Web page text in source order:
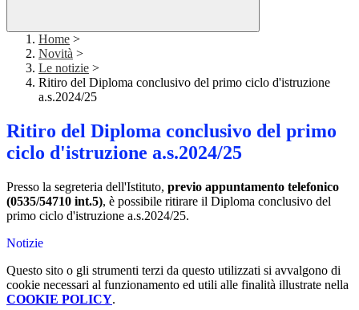
Home >
Novità >
Le notizie >
Ritiro del Diploma conclusivo del primo ciclo d'istruzione
a.s.2024/25
Ritiro del Diploma conclusivo del primo
ciclo d'istruzione a.s.2024/25
Presso la segreteria dell'Istituto, previo appuntamento telefonico
(0535/54710 int.5), è possibile ritirare il Diploma conclusivo del
primo ciclo d'istruzione a.s.2024/25.
Notizie
Questo sito o gli strumenti terzi da questo utilizzati si avvalgono di
cookie necessari al funzionamento ed utili alle finalità illustrate nella
COOKIE POLICY.